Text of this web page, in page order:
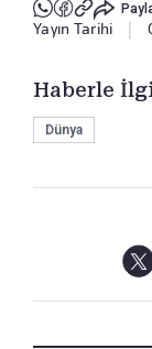
Yayın Tarihi
Haberle
Dünya